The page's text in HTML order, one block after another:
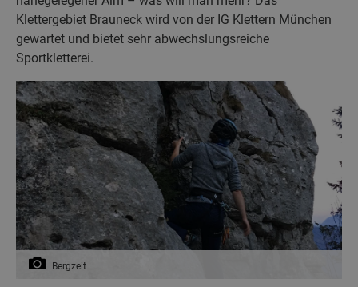
Klettergebiet Brauneck wird von der IG Klettern München
gewartet und bietet sehr abwechslungsreiche
Sportkletterei.
Bergzeit